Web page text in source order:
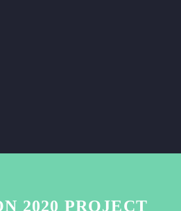
2020 PROJECT